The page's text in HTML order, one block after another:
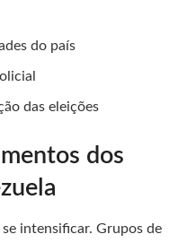
do país
das eleições
dos
intensificar. Grupos de